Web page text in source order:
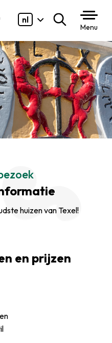
nl Zoeken
Menu
huizen van Texel!
en prijzen